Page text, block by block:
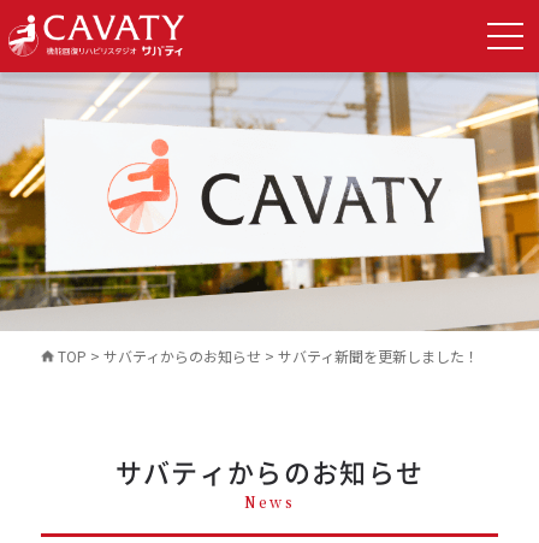
TOP > サバティからのお知らせ> サバティ新聞を更新しました！
サバティからのお知らせ
News